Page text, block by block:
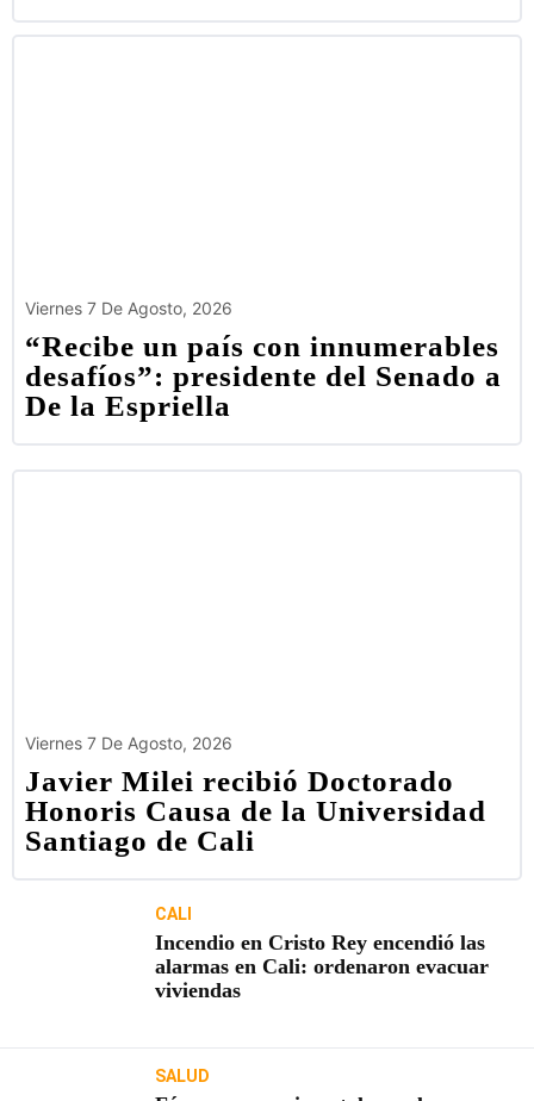
Viernes 7 De Agosto, 2026
“Recibe un país con innumerables
desafíos”: presidente del Senado a
De la Espriella
Viernes 7 De Agosto, 2026
Javier Milei recibió Doctorado
Honoris Causa de la Universidad
Santiago de Cali
CALI
Incendio en Cristo Rey encendió las
alarmas en Cali: ordenaron evacuar
viviendas
SALUD